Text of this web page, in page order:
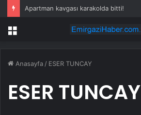
Apartman kavgası karakolda bitti!
Menü
Anasayfa / ESER TUNCAY
ESER TUNCAY